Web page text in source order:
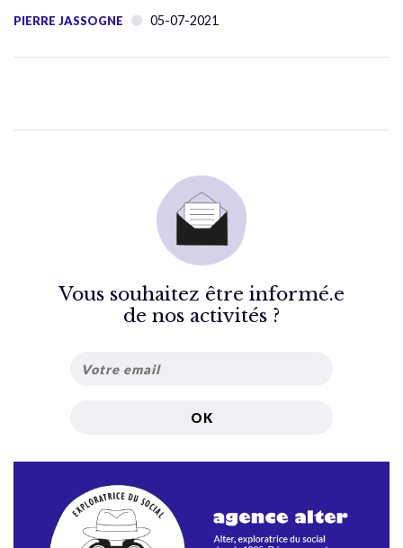
PIERRE JASSOGNE 05-07-2021
Vous souhaitez être informé.e
de nos activités ?